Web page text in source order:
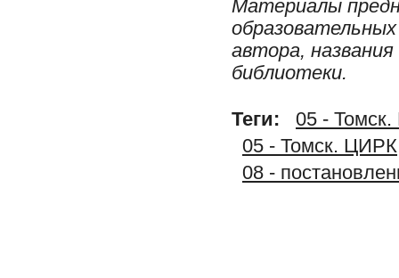
Материалы
автора,
библиотеки.
Теги:
05 -
05 - Томск. ЦИРК
08 -